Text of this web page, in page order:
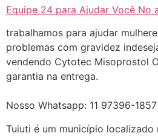
Equipe 24 para Ajudar Você No
trabalhamos para ajudar
problemas com gravidez
vendendo Cytotec Misoprostol
garantia na entrega.
Nosso Whatsapp: 11 97396-
Tuiuti é um município localizado
http://
"só de ter
resposta"
22/05/2026
Helly
Eu estou